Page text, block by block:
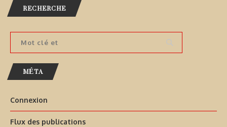
RECHERCHE
MÉTA
Connexion
Flux des publications